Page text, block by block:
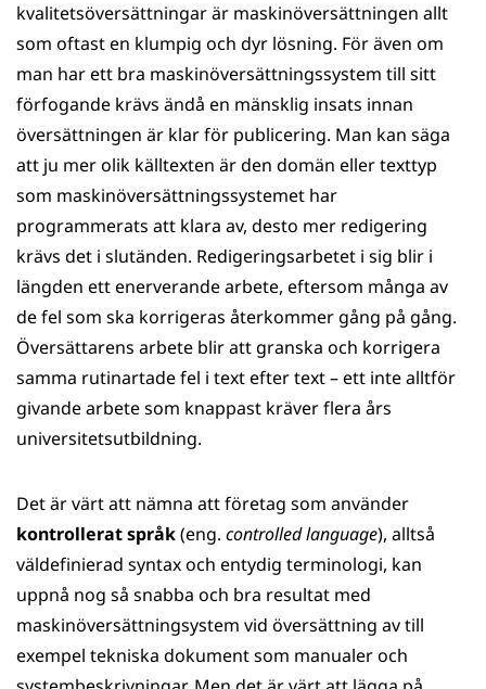
kvalitetsöversättningar är maskinöversättningen allt
som oftast en klumpig och dyr lösning. För även om
man har ett bra maskinöversättningssystem till sitt
förfogande krävs ändå en mänsklig insats innan
översättningen är klar för publicering. Man kan säga
att ju mer olik källtexten är den domän eller texttyp
som maskinöversättningssystemet har
programmerats att klara av, desto mer redigering
krävs det i slutänden. Redigeringsarbetet i sig blir i
längden ett enerverande arbete, eftersom många av
de fel som ska korrigeras återkommer gång på gång.
Översättarens arbete blir att granska och korrigera
samma rutinartade fel i text efter text – ett inte alltför
givande arbete som knappast kräver flera års
universitetsutbildning.
Det är värt att nämna att företag som använder
kontrollerat språk(eng. controlled language), alltså
väldefinierad syntax och entydig terminologi, kan
uppnå nog så snabba och bra resultat med
maskinöversättningsystem vid översättning av till
exempel tekniska dokument som manualer och